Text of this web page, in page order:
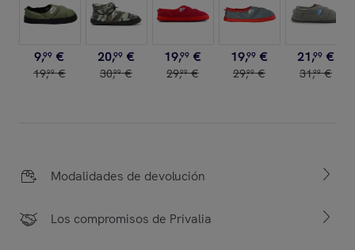
9,99 €
19,99 €
20,99 €
30,99 €
19,99 €
29,99 €
19,99 €
29,99 €
21,99 €
31,99 €
Modalidades de devolución
Los compromisos de Privalia